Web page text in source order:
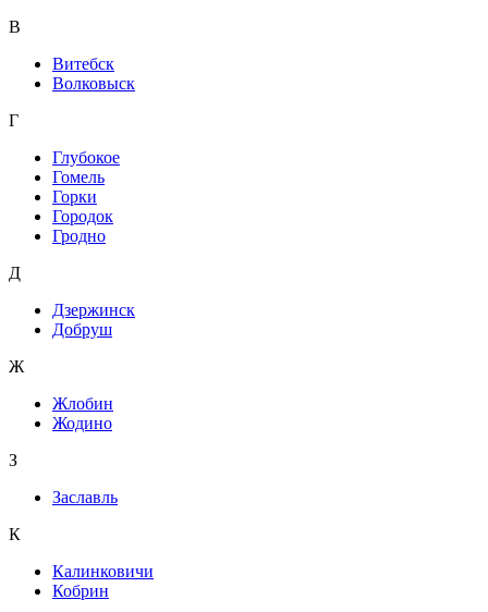
В
Витебск
Волковыск
Г
Глубокое
Гомель
Горки
Городок
Гродно
Д
Дзержинск
Добруш
Ж
Жлобин
Жодино
З
Заславль
К
Калинковичи
Кобрин